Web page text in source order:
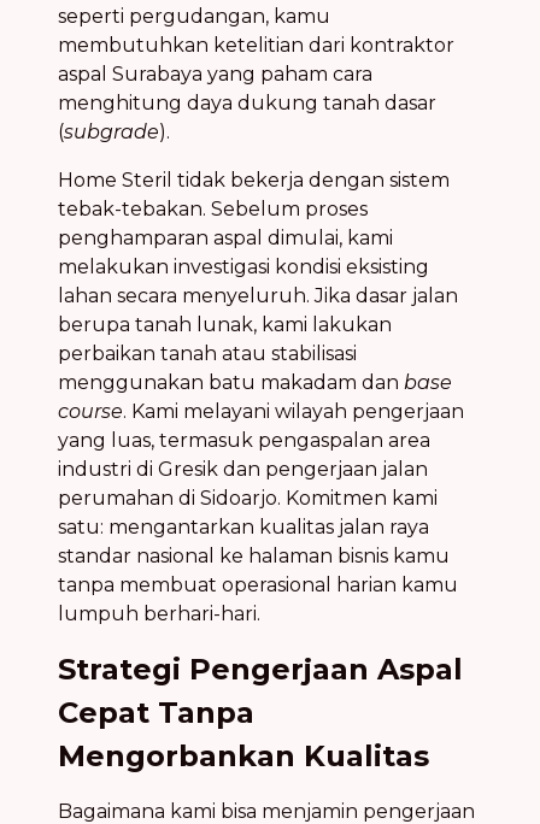
seperti pergudangan, kamu
membutuhkan ketelitian dari kontraktor
aspal Surabaya yang paham cara
menghitung daya dukung tanah dasar
(subgrade).
Home Steril tidak bekerja dengan sistem
tebak-tebakan. Sebelum proses
penghamparan aspal dimulai, kami
melakukan investigasi kondisi eksisting
lahan secara menyeluruh. Jika dasar jalan
berupa tanah lunak, kami lakukan
perbaikan tanah atau stabilisasi
menggunakan batu makadam dan base
course. Kami melayani wilayah pengerjaan
yang luas, termasuk pengaspalan area
industri di Gresik dan pengerjaan jalan
perumahan di Sidoarjo. Komitmen kami
satu: mengantarkan kualitas jalan raya
standar nasional ke halaman bisnis kamu
tanpa membuat operasional harian kamu
lumpuh berhari-hari.
Strategi Pengerjaan Aspal
Cepat Tanpa
Mengorbankan Kualitas
Bagaimana kami bisa menjamin pengerjaan